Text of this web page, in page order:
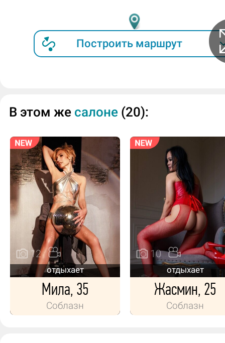
Построить маршрут
В этом же салоне (20):
отдыхает
Мила, 35
Соблазн
12
отдыхает
Жасмин, 25
Соблазн
10